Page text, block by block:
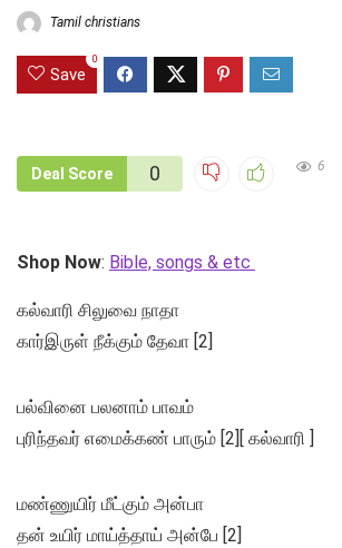
Tamil christians
Save
0
Deal Score 0 6
Shop Now: Bible, songs & etc
கல்வாரி சிலுவை நாதா
கார்இருள் நீக்கும் தேவா [2]
பல்வினை பலனாம் பாவம்
புரிந்தவர் எமைக்கண் பாரும் [2][ கல்வாரி ]
மண்ணுயிர் மீட்கும் அன்பா
தன் உயிர் மாய்த்தாய் அன்பே [2]